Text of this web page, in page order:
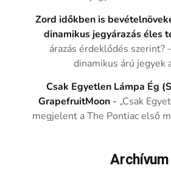
Zord időkben is
dinamikus jegyárazás éles
árazás érdeklődés szerint?
dinamikus árú jegyek
Csak Egyetlen Lámpa Ég
GrapefruitMoon - „Csak
megjelent a The Pontiac első
Archívum